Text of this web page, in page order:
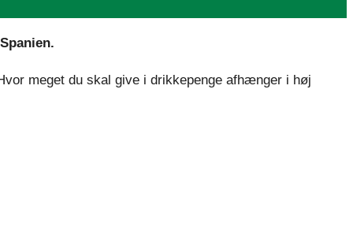
meget du skal give i drikkepenge afhænger i høj